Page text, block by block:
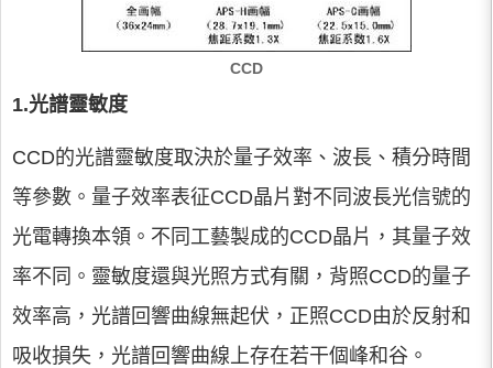
CCD
1.光譜靈敏度
CCD的光譜靈敏度取決於量子效率、波長、積分時間
等參數。量子效率表征CCD晶片對不同波長光信號的
光電轉換本領。不同工藝製成的CCD晶片，其量子效
率不同。靈敏度還與光照方式有關，背照CCD的量子
效率高，光譜回響曲線無起伏，正照CCD由於反射和
吸收損失，光譜回響曲線上存在若干個峰和谷。